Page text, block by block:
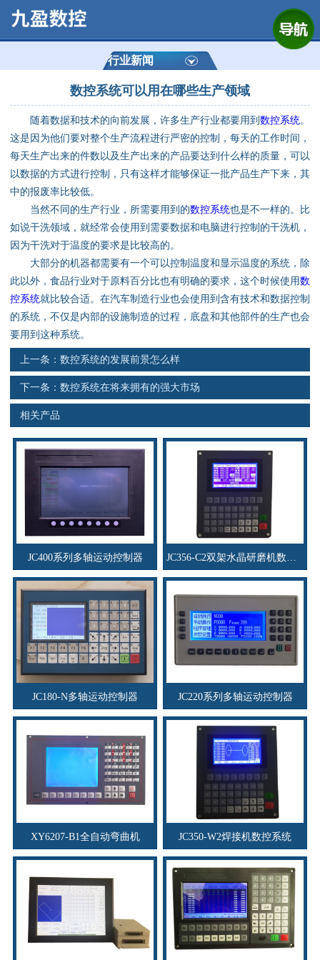
公司简介
产品展示
运动控制器
通用数控系统
定制数控系统
公司动态
资料下载
资质荣誉
产品应用
联系电话
s
行业新闻
数控系统可以用在哪些生产领域
随着数据和技术的向前发展，许多生产行业都要用到 数控系统。
这是因为他们要对整个生产流程进行严密的控制，每天的工作时间，
每天生产出来的件数以及生产出来的产品要达到什么样的质量，可以
以数据的方式进行控制，只有这样才能够保证一批产品生产下来，其
中的报废率比较低。
当然不同的生产行业，所需要用到的数控系统也是不一样的。比
如说干洗领域，就经常会使用到需要数据和电脑进行控制的干洗机，
因为干洗对于温度的要求是比较高的。
大部分的机器都需要有一个可以控制温度和显示温度的系统，除
此以外，食品行业对于原料百分比也有明确的要求，这个时候使用数
控系统就比较合适。在汽车制造行业也会使用到含有技术和数据控制
的系统，不仅是内部的设施制造的过程，底盘和其他部件的生产也会
要用到这种系统。
上一条： 数控系统的发展前景怎么样
下一条： 数控系统在将来拥有的强大市场
相关产品
JC400系列多轴运动控制器 JC356-C2双架水晶研磨机数控系统
JC180-N多轴运动控制器 JC220系列多轴运动控制器
XY6207-B1全自动弯曲机 JC350-W2焊接机数控系统